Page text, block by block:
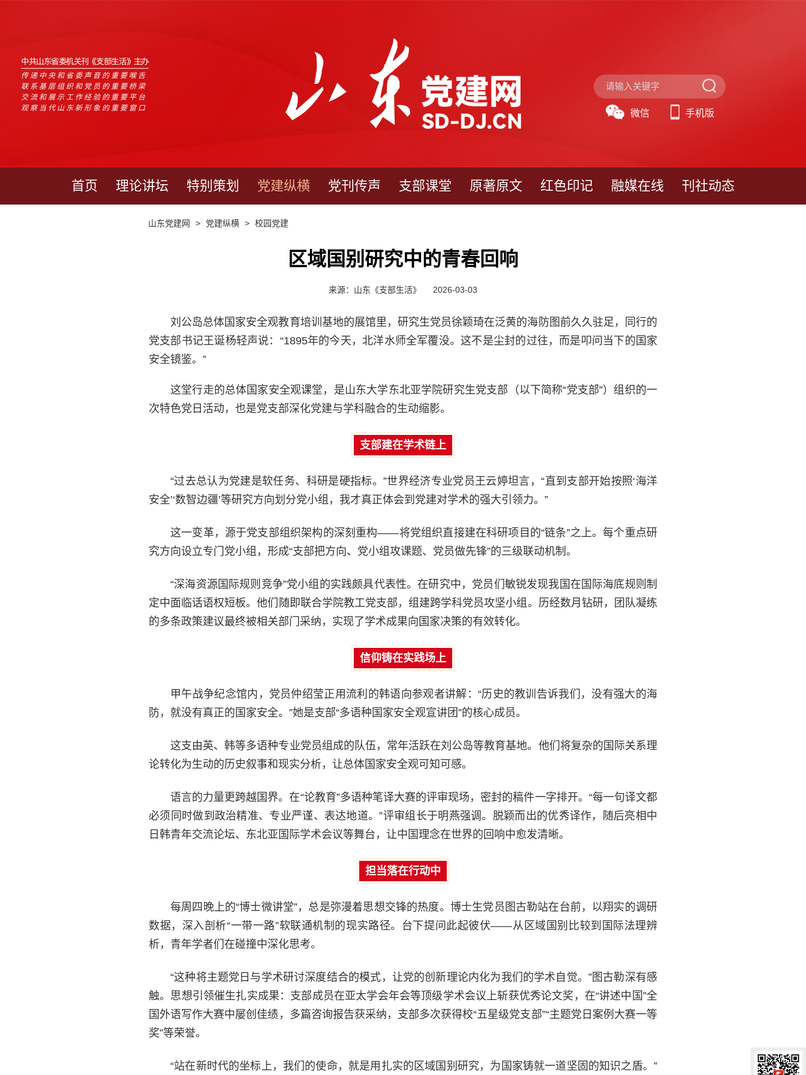
中共山东省委机关刊《支部生活》主办
传递中央和省委声音的重要喉舌
联系基层组织和党员的重要桥梁
交流和展示工作经验的重要平台
观察当代山东新形象的重要窗口
微信 手机版
首页 理论讲坛 特别策划 党建纵横 党刊传声 支部课堂 原著原文 红色印记 融媒在线 刊社动态
山东党建网 > 党建纵横 > 校园党建
区域国别研究中的青春回响
来源：山东《支部生活》 2026-03-03
刘公岛总体国家安全观教育培训基地的展馆里，研究生党员徐颖琦在泛黄的海防图前久久驻足，同行的
党支部书记王诞杨轻声说：“1895年的今天，北洋水师全军覆没。这不是尘封的过往，而是叩问当下的国家
安全镜鉴。”
这堂行走的总体国家安全观课堂，是山东大学东北亚学院研究生党支部（以下简称“党支部”）组织的一
次特色党日活动，也是党支部深化党建与学科融合的生动缩影。
支部建在学术链上
“过去总认为党建是软任务、科研是硬指标。”世界经济专业党员王云婷坦言，“直到支部开始按照‘海洋
安全’‘数智边疆’等研究方向划分党小组，我才真正体会到党建对学术的强大引领力。”
这一变革，源于党支部组织架构的深刻重构——将党组织直接建在科研项目的“链条”之上。每个重点研
究方向设立专门党小组，形成“支部把方向、党小组攻课题、党员做先锋”的三级联动机制。
“深海资源国际规则竞争”党小组的实践颇具代表性。在研究中，党员们敏锐发现我国在国际海底规则制
定中面临话语权短板。他们随即联合学院教工党支部，组建跨学科党员攻坚小组。历经数月钻研，团队凝练
的多条政策建议最终被相关部门采纳，实现了学术成果向国家决策的有效转化。
信仰铸在实践场上
甲午战争纪念馆内，党员仲绍莹正用流利的韩语向参观者讲解：“历史的教训告诉我们，没有强大的海
防，就没有真正的国家安全。”她是支部“多语种国家安全观宣讲团”的核心成员。
这支由英、韩等多语种专业党员组成的队伍，常年活跃在刘公岛等教育基地。他们将复杂的国际关系理
论转化为生动的历史叙事和现实分析，让总体国家安全观可知可感。
语言的力量更跨越国界。在“论教育”多语种笔译大赛的评审现场，密封的稿件一字排开。“每一句译文都
必须同时做到政治精准、专业严谨、表达地道。”评审组长于明燕强调。脱颖而出的优秀译作，随后亮相中
日韩青年交流论坛、东北亚国际学术会议等舞台，让中国理念在世界的回响中愈发清晰。
担当落在行动中
每周四晚上的“博士微讲堂”，总是弥漫着思想交锋的热度。博士生党员图古勒站在台前，以翔实的调研
数据，深入剖析“一带一路”软联通机制的现实路径。台下提问此起彼伏——从区域国别比较到国际法理辨
析，青年学者们在碰撞中深化思考。
“这种将主题党日与学术研讨深度结合的模式，让党的创新理论内化为我们的学术自觉。”图古勒深有感
触。思想引领催生扎实成果：支部成员在亚太学会年会等顶级学术会议上斩获优秀论文奖，在“讲述中国”全
国外语写作大赛中屡创佳绩，多篇咨询报告获采纳，支部多次获得校“五星级党支部”“主题党日案例大赛一等
奖”等荣誉。
“站在新时代的坐标上，我们的使命，就是用扎实的区域国别研究，为国家铸就一道坚固的知识之盾。”